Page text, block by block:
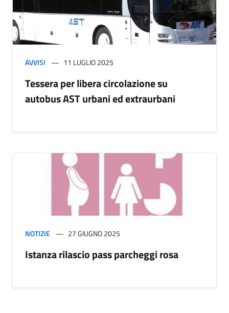
AVVISI 11 LUGLIO 2025
Tessera per libera circolazione su
autobus AST urbani ed extraurbani
NOTIZIE 27 GIUGNO 2025
Istanza rilascio pass parcheggi rosa